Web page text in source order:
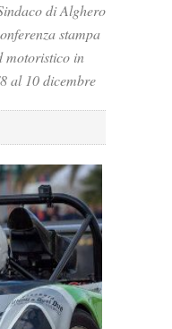
di Alghero
stampa
motoristico in
al 10 dicembre